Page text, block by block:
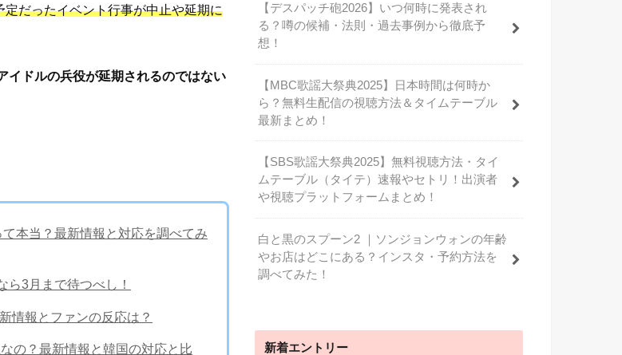
だったイベント行事が中止や延期に
イドルの兵役が延期されるのではない
本当？最新情報と対応を調べてみ
ら3月まで待つべし！
情報とファンの反応は？
の？最新情報と韓国の対応と比
【デスパッチ砲2026】いつ何時に発表され
る？噂の候補・法則・過去事例から徹底予
想！
【MBC歌謡大祭典2025】日本時間は何時か
ら？無料生配信の視聴方法＆タイムテーブル
最新まとめ！
【SBS歌謡大祭典2025】無料視聴方法・タイ
ムテーブル（タイテ）速報やセトリ！出演者
や視聴プラットフォームまとめ！
白と黒のスプーン2 ｜ソンジョンウォンの年齢
やお店はどこにある？インスタ・予約方法を
調べてみた！
新着エントリー